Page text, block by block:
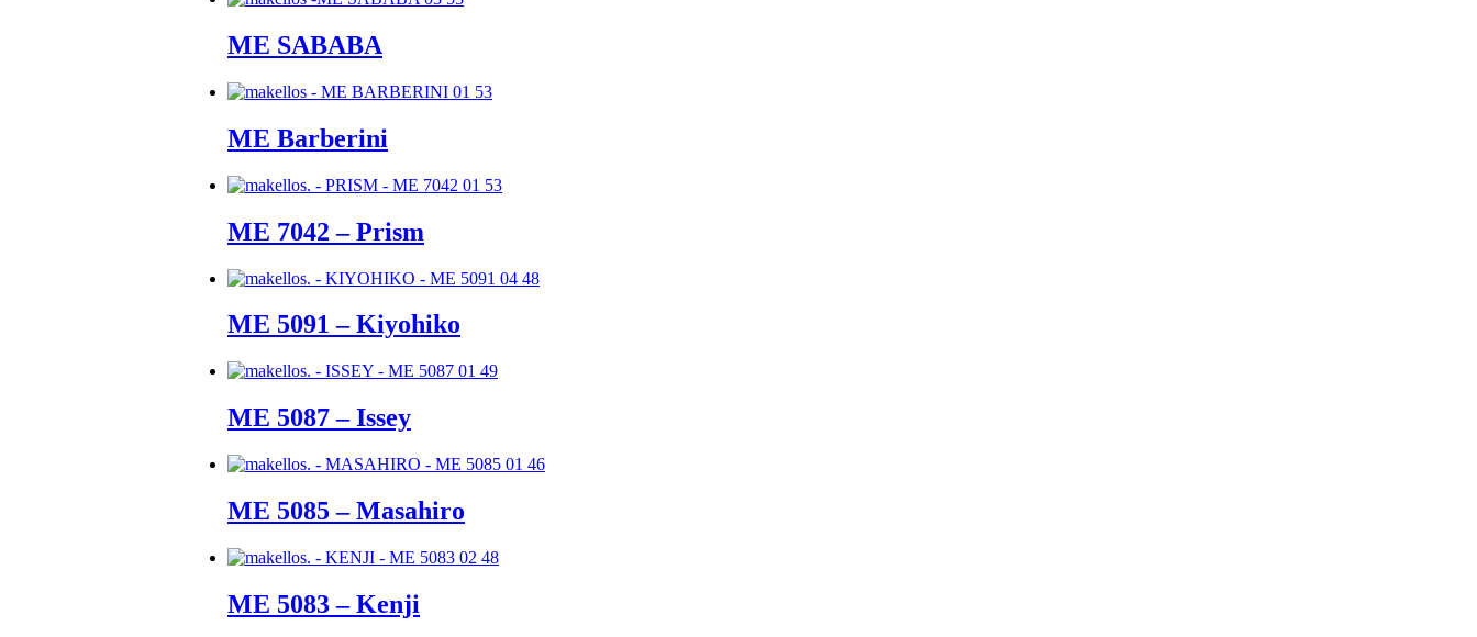
ME SABABA
ME Barberini
ME 7042 – Prism
ME 5091 – Kiyohiko
ME 5087 – Issey
ME 5085 – Masahiro
ME 5083 – Kenji